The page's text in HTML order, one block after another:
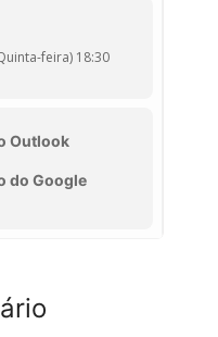
feira) 18:30
Outlook
do Google